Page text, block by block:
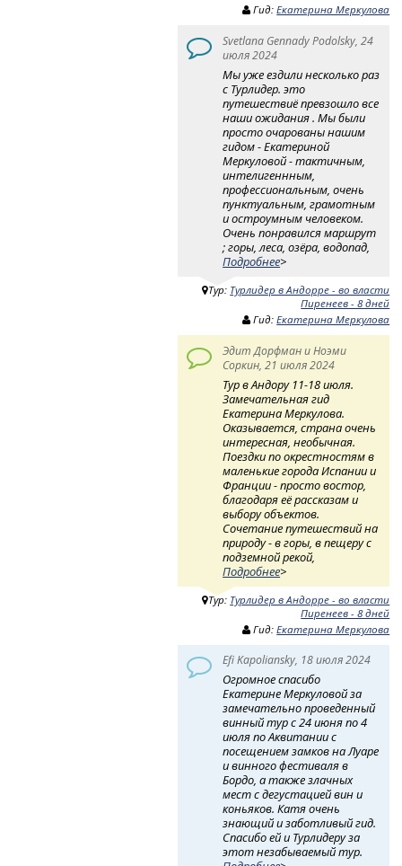
Гид:Екатерина Меркулова
Svetlana Gennady Podolsky, 24
июля 2024
Мы уже ездили несколько раз
с Турлидер. это
путешествиё превзошло все
наши ожидания . Мы были
просто очарованы нашим
гидом - Екатериной
Меркуловой - тактичным,
интелигеннным,
профессиональным, очень
пунктуальным, грамотным
и остроумным человеком.
Очень понравился маршрут
; горы, леса, озёра, водопад,
Подробнее>
Тур: Турлидер в Андорре - во власти
Пиренеев - 8 дней
Гид:Екатерина Меркулова
Эдит Дорфман и Ноэми
Соркин, 21 июля 2024
Тур в Андору 11-18 июля.
Замечательная гид
Екатерина Меркулова.
Оказывается, страна очень
интересная, необычная.
Поездки по окрестностям в
маленькие города Испании и
Франции - просто востор,
благодаря её рассказам и
выбору объектов.
Сочетание путешествий на
природу - в горы, в пещеру с
подземной рекой,
Подробнее>
Тур: Турлидер в Андорре - во власти
Пиренеев - 8 дней
Гид:Екатерина Меркулова
Efi Kapoliansky, 18 июля 2024
Огромное спасибо
Екатерине Меркуловой за
замечательно проведенный
винный тур с 24 июня по 4
июля по Аквитании с
посещением замков на Луаре
и винного фестиваля в
Бордо, а также злачных
мест с дегустацией вин и
коньяков. Катя очень
знающий и заботливый гид.
Спасибо ей и Турлидеру за
этот незабываемый тур.